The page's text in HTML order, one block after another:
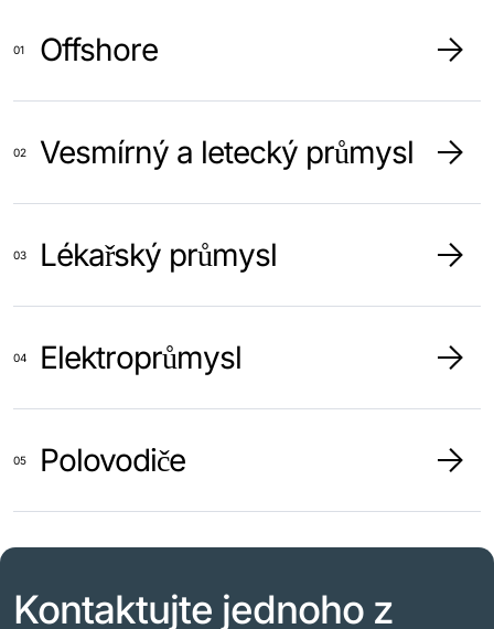
Offshore
Vesmírný a letecký průmysl
Lékařský průmysl
Elektroprůmysl
Polovodiče
Kontaktujte jednoho z